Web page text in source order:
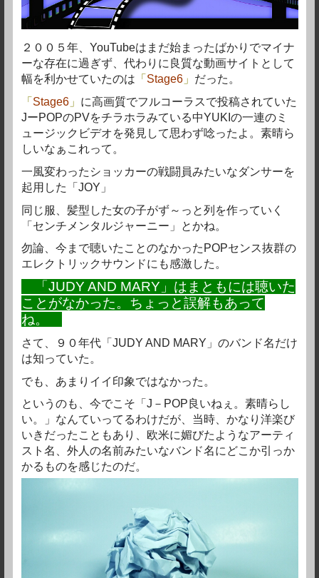
２００５年、YouTubeはまだ始まったばかりでマイナ
ーな存在に過ぎず、代わりに良質な動画サイトとして
幅を利かせていたのは 「 Stage6 」 だった。
「 Stage6 」 に高画質でフルコーラスで投稿されていた
JーPOPのPVをチラホラみている中YUKIの一連のミ
ュージックビデオを発見して思わず唸ったよ。素晴ら
しいなぁこれって。
一風変わったショッカーの戦闘員みたいなダンサーを
起用した「JOY」
同じ服、髪型した女の子がず～っと列を作っていく
「センチメンタルジャーニー」とかね。
勿論、今まで聴いたことのなかったPOPセンス抜群の
エレクトリックサウンドにも感激した。
「JUDY AND MARY」はまともには聴いた
ことがなかった。ちょっと誤解もあって
ね。
さて、９０年代「JUDY AND MARY」のバンド名だけ
は知っていた。
でも、あまりイイ印象ではなかった。
というのも、今でこそ「J－POP良いねぇ。素晴らし
い。」なんていってるわけだが、当時、かなり洋楽び
いきだったこともあり、欧米に媚びたようなアーティ
スト名、外人の名前みたいなバンド名にどこか引っか
かるものを感じたのだ。